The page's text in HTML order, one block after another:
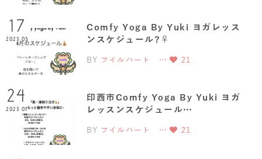
17
2023.03
Comfy Yoga By Yuki ヨガレッス
ンスケジュール?‍♀️
BY フイルハート … 21
24
2023.01
印西市Comfy Yoga By Yuki ヨガ
レッスンスケジュール…
BY フイルハート … 21